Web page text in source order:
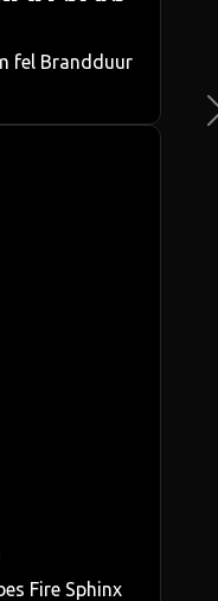
fel Brandduur
Fire Sphinx